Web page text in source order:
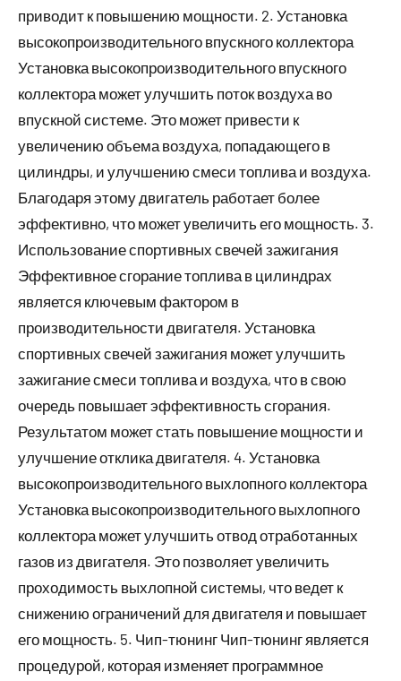
приводит к повышению мощности. 2. Установка
высокопроизводительного впускного коллектора
Установка высокопроизводительного впускного
коллектора может улучшить поток воздуха во
впускной системе. Это может привести к
увеличению объема воздуха, попадающего в
цилиндры, и улучшению смеси топлива и воздуха.
Благодаря этому двигатель работает более
эффективно, что может увеличить его мощность. 3.
Использование спортивных свечей зажигания
Эффективное сгорание топлива в цилиндрах
является ключевым фактором в
производительности двигателя. Установка
спортивных свечей зажигания может улучшить
зажигание смеси топлива и воздуха, что в свою
очередь повышает эффективность сгорания.
Результатом может стать повышение мощности и
улучшение отклика двигателя. 4. Установка
высокопроизводительного выхлопного коллектора
Установка высокопроизводительного выхлопного
коллектора может улучшить отвод отработанных
газов из двигателя. Это позволяет увеличить
проходимость выхлопной системы, что ведет к
снижению ограничений для двигателя и повышает
его мощность. 5. Чип-тюнинг Чип-тюнинг является
процедурой, которая изменяет программное